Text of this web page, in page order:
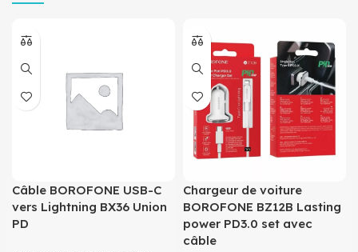
Câble BOROFONE USB-C
vers Lightning BX36 Union
PD
Chargeur de voiture
BOROFONE BZ12B Lasting
power PD3.0 set avec
câble